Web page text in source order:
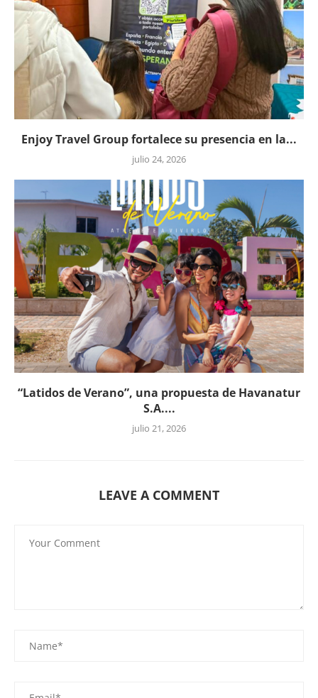
Enjoy Travel Group fortalece su presencia en la...
julio 24, 2026
“Latidos de Verano”, una propuesta de Havanatur
S.A....
julio 21, 2026
LEAVE A COMMENT